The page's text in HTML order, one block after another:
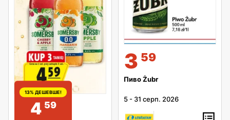
13% ДЕШЕВШЕ!
4 59
3 59
Пиво Żubr
5 - 31 серп. 2026